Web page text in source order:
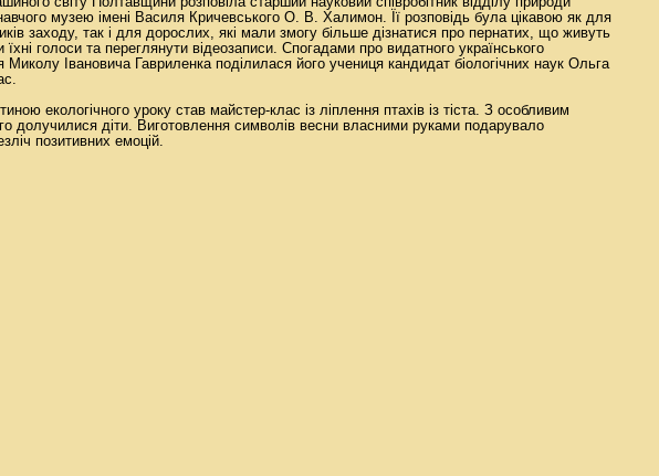
музею імені Василя Кричевського О. В. Халимон. Її розповідь була цікавою як для
заходу, так і для дорослих, які мали змогу більше дізнатися про пернатих, що живуть
голоси та переглянути відеозаписи. Спогадами про видатного українського
Миколу Івановича Гавриленка поділилася його учениця кандидат біологічних наук Ольга
екологічного уроку став майстер-клас із ліплення птахів із тіста. З особливим
долучилися діти. Виготовлення символів весни власними руками подарувало
позитивних емоцій.